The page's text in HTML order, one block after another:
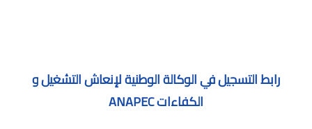
رابط التسجيل في الوكالة الوطنية لإنعاش التشغيل و
الكفاءات ANAPEC